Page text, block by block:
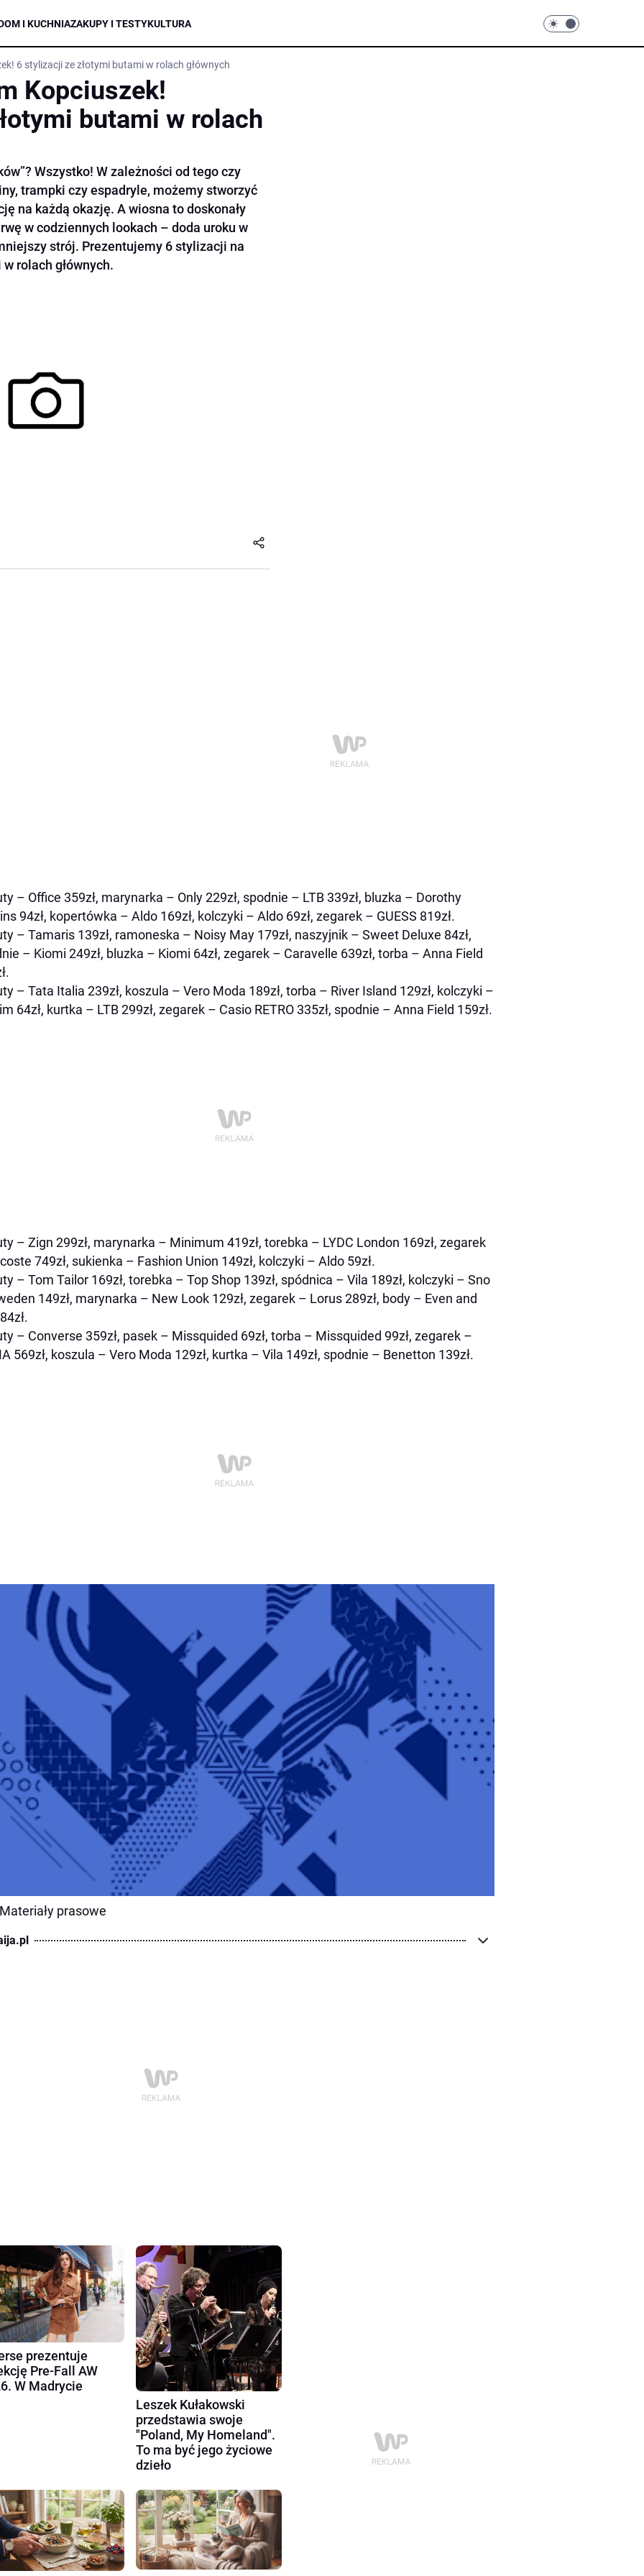
I KUCHNIAZAKUPY I TESTYKULTURA
6 stylizacji ze złotymi butami w rolach głównych
Kopciuszek!
butami w rolach
Wszystko! W zależności od tego czy
trampki czy espadryle, możemy stworzyć
na każdą okazję. A wiosna to doskonały
w codziennych lookach – doda uroku w
strój. Prezentujemy 6 stylizacji na
rolach głównych.
– Office 359zł, marynarka – Only 229zł, spodnie – LTB 339zł, bluzka – Dorothy
94zł, kopertówka – Aldo 169zł, kolczyki – Aldo 69zł, zegarek – GUESS 819zł.
– Tamaris 139zł, ramoneska – Noisy May 179zł, naszyjnik – Sweet Deluxe 84zł,
– Kiomi 249zł, bluzka – Kiomi 64zł, zegarek – Caravelle 639zł, torba – Anna Field
– Tata Italia 239zł, koszula – Vero Moda 189zł, torba – River Island 129zł, kolczyki –
64zł, kurtka – LTB 299zł, zegarek – Casio RETRO 335zł, spodnie – Anna Field 159zł.
– Zign 299zł, marynarka – Minimum 419zł, torebka – LYDC London 169zł, zegarek
749zł, sukienka – Fashion Union 149zł, kolczyki – Aldo 59zł.
– Tom Tailor 169zł, torebka – Top Shop 139zł, spódnica – Vila 189zł, kolczyki – Sno
149zł, marynarka – New Look 129zł, zegarek – Lorus 289zł, body – Even and
– Converse 359zł, pasek – Missquided 69zł, torba – Missquided 99zł, zegarek –
569zł, koszula – Vero Moda 129zł, kurtka – Vila 149zł, spodnie – Benetton 139zł.
prasowe
prezentuje
Pre-Fall AW
W Madrycie
Leszek Kułakowski
przedstawia swoje
"Poland, My Homeland".
To ma być jego życiowe
dzieło